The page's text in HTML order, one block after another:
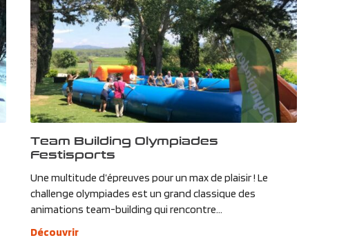
Team Building Olympiades
Festisports
Une multitude d’épreuves pour un max de plaisir ! Le
challenge olympiades est un grand classique des
animations team-building qui rencontre...
Découvrir